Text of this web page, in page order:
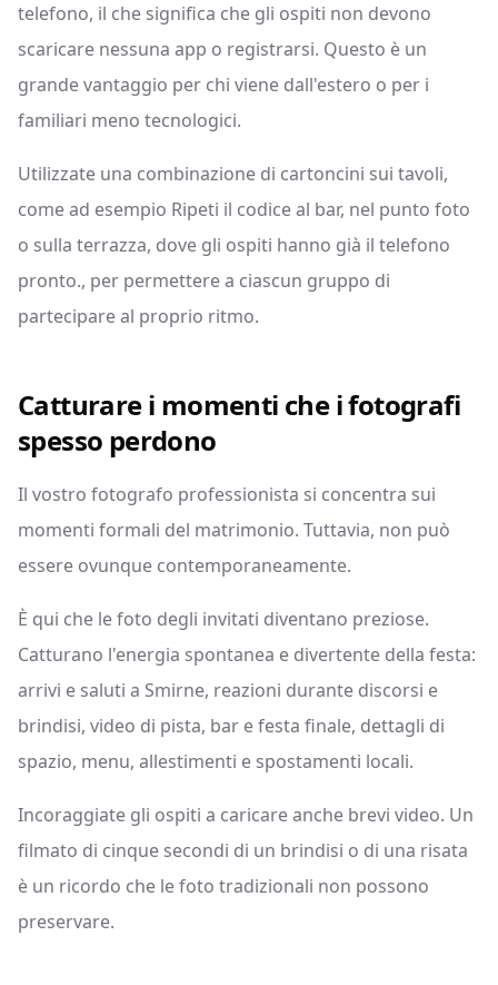
telefono, il che significa che gli ospiti non devono
scaricare nessuna app o registrarsi. Questo è un
grande vantaggio per chi viene dall'estero o per i
familiari meno tecnologici.
Utilizzate una combinazione di cartoncini sui tavoli,
come ad esempio Ripeti il codice al bar, nel punto foto
o sulla terrazza, dove gli ospiti hanno già il telefono
pronto., per permettere a ciascun gruppo di
partecipare al proprio ritmo.
Catturare i momenti che i fotografi
spesso perdono
Il vostro fotografo professionista si concentra sui
momenti formali del matrimonio. Tuttavia, non può
essere ovunque contemporaneamente.
È qui che le foto degli invitati diventano preziose.
Catturano l'energia spontanea e divertente della festa:
arrivi e saluti a Smirne, reazioni durante discorsi e
brindisi, video di pista, bar e festa finale, dettagli di
spazio, menu, allestimenti e spostamenti locali.
Incoraggiate gli ospiti a caricare anche brevi video. Un
filmato di cinque secondi di un brindisi o di una risata
è un ricordo che le foto tradizionali non possono
preservare.